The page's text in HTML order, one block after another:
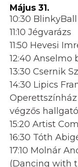
Május 31.
10:30
11:10 Jégvarázs
11:50 Hevesi
12:40 Anselmo
13:30 Csernik
14:30 Lipics
végzős
15:20 Artist
16:30 Tóth
17:10 Molnár
(Dancing with